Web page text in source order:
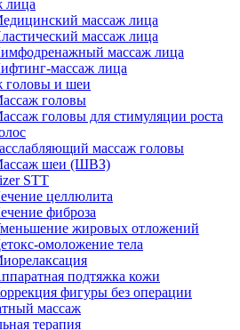
лица
массаж лица
массаж лица
массаж лица
массаж лица
головы и шеи
головы
головы для стимуляции роста
массаж головы
шеи (ШВЗ)
STT
целлюлита
фиброза
жировых отложений
омоложение тела
подтяжка кожи
фигуры без операции
массаж
терапия